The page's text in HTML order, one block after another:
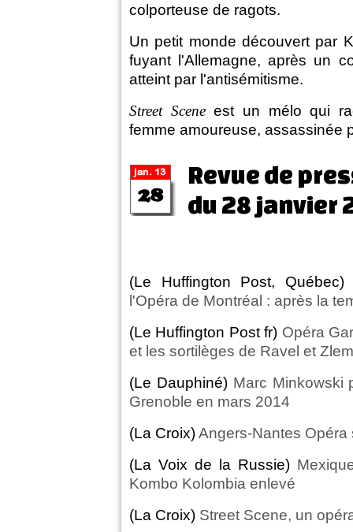
colporteuse de ragots.
Un petit monde découvert par
fuyant l'Allemagne, après un
atteint par l'antisémitisme.
Street Sceneest un mélo qui
femme amoureuse, assassinée
Revue de
du 28 janvier
(Le Huffington Post, Québec)
l'Opéra de Montréal : après la
(Le Huffington Post fr) Opéra
et les sortilèges de Ravel et
(Le Dauphiné) Marc Minkowski
Grenoble en mars 2014
(La Croix)Angers-Nantes Opéra
(La Voix de la Russie)
Kombo Kolombia enlevé
(La Croix) Street Scene, un